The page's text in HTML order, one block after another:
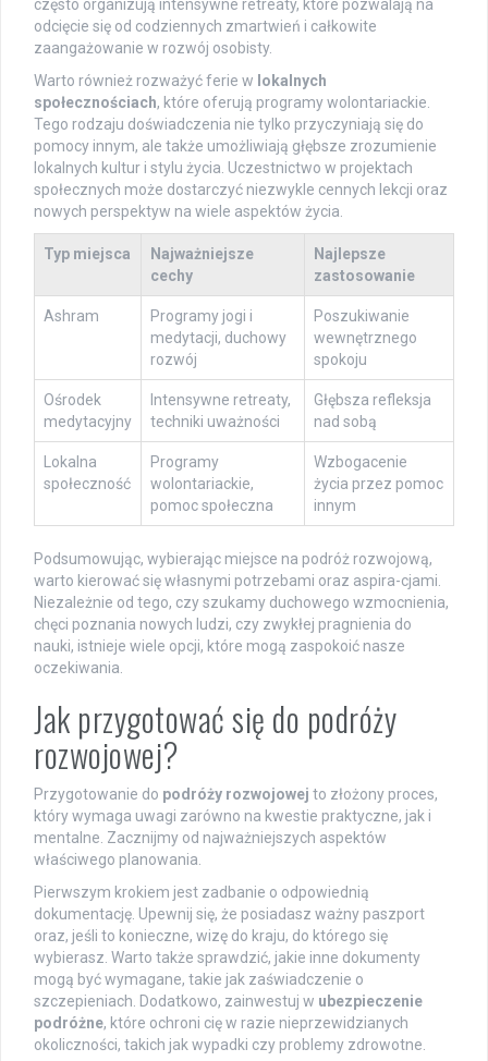
często organizują intensywne retreaty, które pozwalają na
odcięcie się od codziennych zmartwień i całkowite
zaangażowanie w rozwój osobisty.
Warto również rozważyć ferie w lokalnych
społecznościach, które oferują programy wolontariackie.
Tego rodzaju doświadczenia nie tylko przyczyniają się do
pomocy innym, ale także umożliwiają głębsze zrozumienie
lokalnych kultur i stylu życia. Uczestnictwo w projektach
społecznych może dostarczyć niezwykle cennych lekcji oraz
nowych perspektyw na wiele aspektów życia.
Typ miejsca
Najważniejsze
cechy
Najlepsze
zastosowanie
Ashram
Programy jogi i
medytacji, duchowy
rozwój
Poszukiwanie
wewnętrznego
spokoju
Ośrodek
medytacyjny
Intensywne retreaty,
techniki uważności
Głębsza refleksja
nad sobą
Lokalna
społeczność
Programy
wolontariackie,
pomoc społeczna
Wzbogacenie
życia przez pomoc
innym
Podsumowując, wybierając miejsce na podróż rozwojową,
warto kierować się własnymi potrzebami oraz aspira-cjami.
Niezależnie od tego, czy szukamy duchowego wzmocnienia,
chęci poznania nowych ludzi, czy zwykłej pragnienia do
nauki, istnieje wiele opcji, które mogą zaspokoić nasze
oczekiwania.
Jak przygotować się do podróży
rozwojowej?
Przygotowanie do podróży rozwojowej to złożony proces,
który wymaga uwagi zarówno na kwestie praktyczne, jak i
mentalne. Zacznijmy od najważniejszych aspektów
właściwego planowania.
Pierwszym krokiem jest zadbanie o odpowiednią
dokumentację. Upewnij się, że posiadasz ważny paszport
oraz, jeśli to konieczne, wizę do kraju, do którego się
wybierasz. Warto także sprawdzić, jakie inne dokumenty
mogą być wymagane, takie jak zaświadczenie o
szczepieniach. Dodatkowo, zainwestuj w ubezpieczenie
podróżne, które ochroni cię w razie nieprzewidzianych
okoliczności, takich jak wypadki czy problemy zdrowotne.